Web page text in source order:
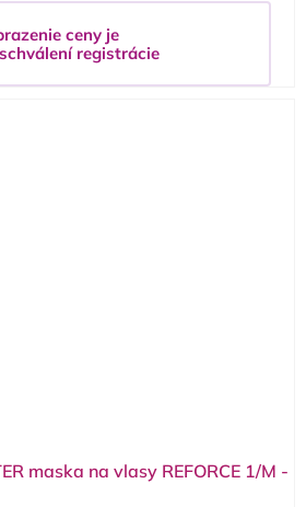
ceny je
registrácie
maska na vlasy REFORCE 1/M -